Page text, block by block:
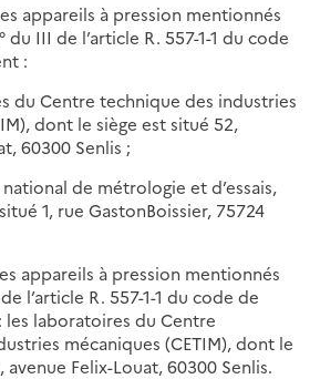
appareils à pression mentionnés
du III de l’article R. 557-1-1 du code
:
du Centre technique des industries
dont le siège est situé 52,
60300 Senlis ;
de métrologie et d’essais,
1, rue GastonBoissier, 75724
appareils à pression mentionnés
l’article R. 557-1-1 du code de
les laboratoires du Centre
mécaniques (CETIM), dont le
avenue Felix-Louat, 60300 Senlis.